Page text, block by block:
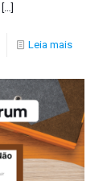
[…]
Leia mais